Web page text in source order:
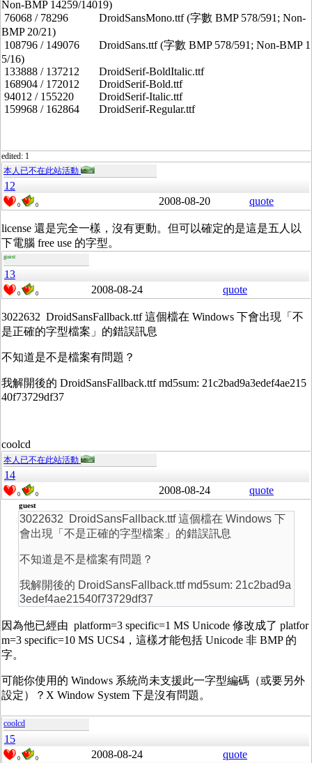
Non-BMP 14259/14019)
76068 / 78296 DroidSansMono.ttf (字數 BMP 578/591; Non-
BMP 20/21)
108796 / 149076 DroidSans.ttf (字數 BMP 578/591; Non-BMP 1
5/16)
133888 / 137212 DroidSerif-BoldItalic.ttf
168904 / 172012 DroidSerif-Bold.ttf
94012 / 155220 DroidSerif-Italic.ttf
159968 / 162864 DroidSerif-Regular.ttf
edited: 1
本人已不在此站活動
12
0 0 2008-08-20 quote
license 還是完全一樣，沒有更動。但可以確定的是這是五人以
下電腦 free use 的字型。
guest
13
0 0 2008-08-24 quote
3022632 DroidSansFallback.ttf 這個檔在 Windows 下會出現「不
是正確的字型檔案」的錯誤訊息
不知道是不是檔案有問題？
我解開後的 DroidSansFallback.ttf md5sum: 21c2bad9a3edef4ae215
40f73729df37
coolcd
本人已不在此站活動
14
0 0 2008-08-24 quote
guest
3022632 DroidSansFallback.ttf 這個檔在 Windows 下
會出現「不是正確的字型檔案」的錯誤訊息
不知道是不是檔案有問題？
我解開後的 DroidSansFallback.ttf md5sum: 21c2bad9a
3edef4ae21540f73729df37
因為他已經由 platform=3 specific=1 MS Unicode 修改成了 platfor
m=3 specific=10 MS UCS4，這樣才能包括 Unicode 非 BMP 的
字。
可能你使用的 Windows 系統尚未支援此一字型編碼（或要另外
設定）？X Window System 下是沒有問題。
coolcd
15
0 0 2008-08-24 quote